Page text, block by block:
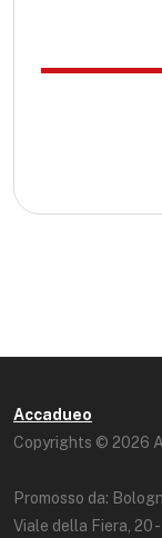
Accadueo
Copyrights © 2026
Promosso da:
Viale della Fiera, 20